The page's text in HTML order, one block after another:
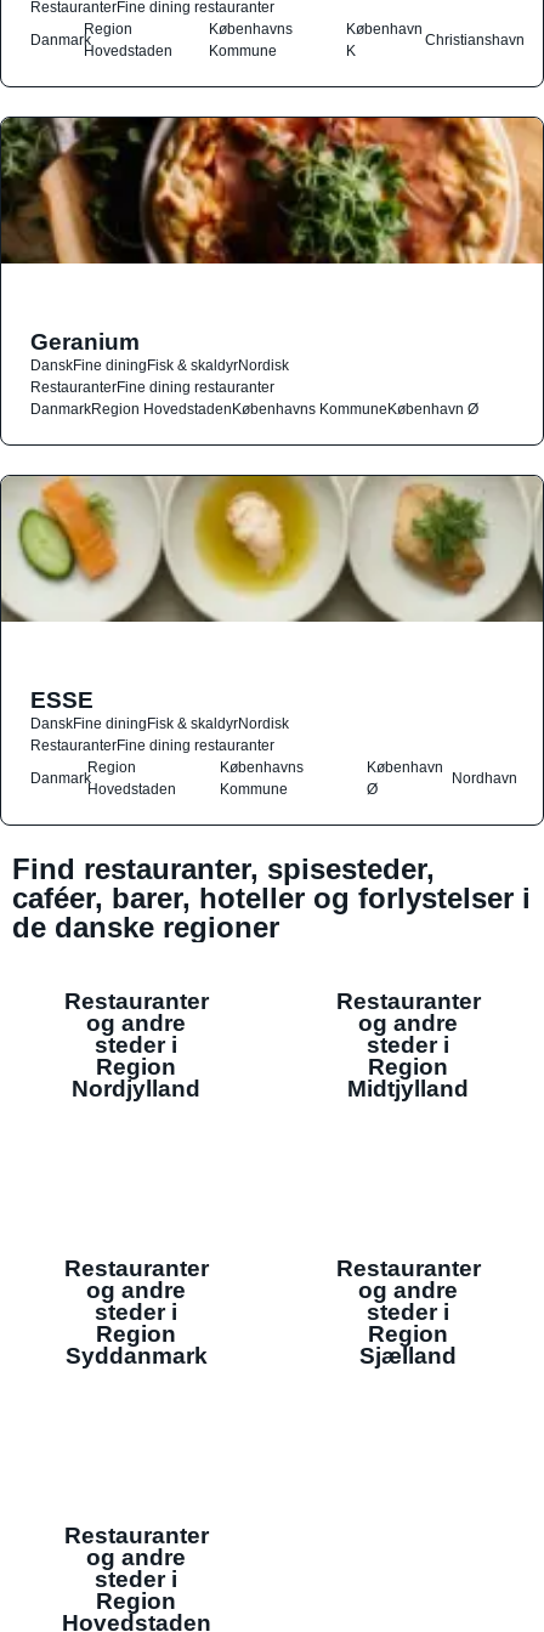
RestauranterFine dining restauranter
Danmark
Region
Hovedstaden
Københavns
Kommune
København
K
Christianshavn
Geranium
DanskFine diningFisk & skaldyrNordisk
RestauranterFine dining restauranter
DanmarkRegion HovedstadenKøbenhavns KommuneKøbenhavn Ø
ESSE
DanskFine diningFisk & skaldyrNordisk
RestauranterFine dining restauranter
Danmark
Region
Hovedstaden
Københavns
Kommune
København
Ø
Nordhavn
Find restauranter, spisesteder,
caféer, barer, hoteller og forlystelser i
de danske regioner
Restauranter
og andre
steder i
Region
Nordjylland
Restauranter
og andre
steder i
Region
Midtjylland
Restauranter
og andre
steder i
Region
Syddanmark
Restauranter
og andre
steder i
Region
Sjælland
Restauranter
og andre
steder i
Region
Hovedstaden